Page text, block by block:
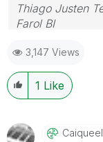
Thiago Justen
Farol BI
Skype:
3,147 Views
1 Like